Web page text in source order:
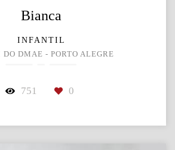
Bianca
INFANTIL
DO DMAE - PORTO ALEGRE
751 0